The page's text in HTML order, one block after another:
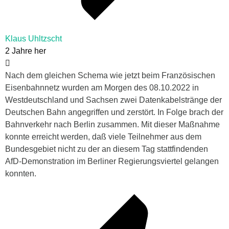
Klaus Uhltzscht
2 Jahre her
Nach dem gleichen Schema wie jetzt beim Französischen
Eisenbahnnetz wurden am Morgen des 08.10.2022 in
Westdeutschland und Sachsen zwei Datenkabelstränge der
Deutschen Bahn angegriffen und zerstört. In Folge brach der
Bahnverkehr nach Berlin zusammen. Mit dieser Maßnahme
konnte erreicht werden, daß viele Teilnehmer aus dem
Bundesgebiet nicht zu der an diesem Tag stattfindenden
AfD-Demonstration im Berliner Regierungsviertel gelangen
konnten.